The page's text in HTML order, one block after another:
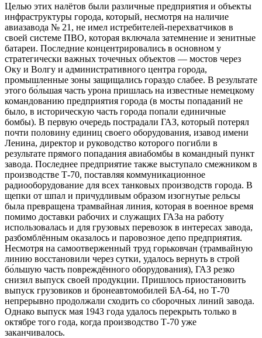
Целью этих налётов были различные предприятия и объекты
инфраструктуры города, который, несмотря на наличие
авиазавода № 21, не имел истребителей-перехватчиков в
своей системе ПВО, которая включала затемнение и зенитные
батареи. Последние концентрировались в основном у
стратегически важных точечных объектов — мостов через
Оку и Волгу и административного центра города,
промышленные зоны защищались гораздо слабее. В результате
этого бо́льшая часть урона пришлась на известные немецкому
командованию предприятия города (в мосты попаданий не
было, в историческую часть города попали единичные
бомбы). В первую очередь пострадали ГАЗ, который потерял
почти половину единиц своего оборудования, изавод имени
Ленина, директор и руководство которого погибли в
результате прямого попадания авиабомбы в командный пункт
завода. Последнее предприятие также выступало смежником в
производстве Т-70, поставляя коммуникационное
радиооборудование для всех танковых производств города. В
щепки от шпал и причудливым образом изогнутые рельсы
была превращена трамвайная линия, которая в военное время
помимо доставки рабочих и служащих ГАЗа на работу
использовалась и для грузовых перевозок в интересах завода,
разбомблённым оказалось и паровозное депо предприятия.
Несмотря на самоотверженный труд горьковчан (трамвайную
линию восстановили через сутки, удалось вернуть в строй
бо́льшую часть повреждённого оборудования), ГАЗ резко
снизил выпуск своей продукции. Пришлось приостановить
выпуск грузовиков и бронеавтомобилей БА-64, но Т-70
непрерывно продолжали сходить со сборочных линий завода.
Однако выпуск мая 1943 года удалось перекрыть только в
октябре того года, когда производство Т-70 уже
заканчивалось.